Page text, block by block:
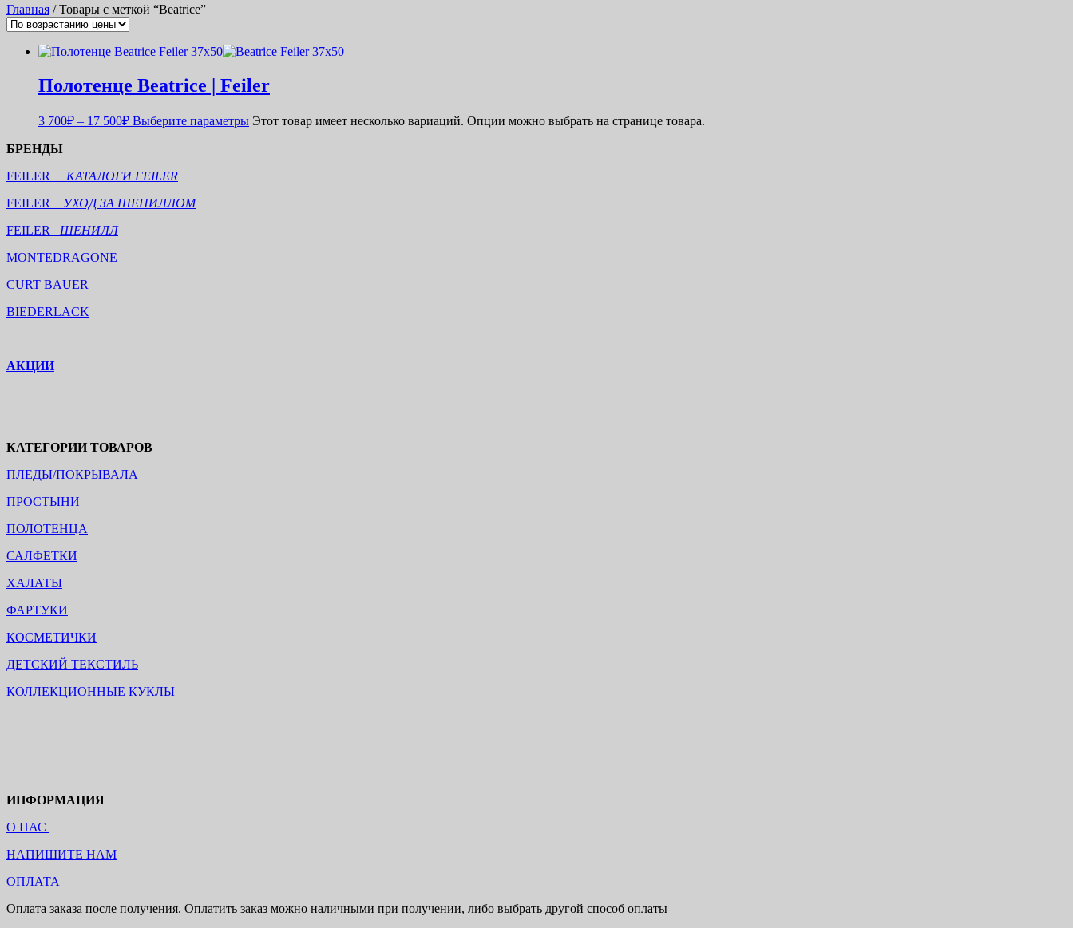
Главная / Товары с меткой “Beatrice”
Полотенце Beatrice | Feiler
3 700₽ – 17 500₽ Выберите параметры Этот товар имеет несколько вариаций. Опции можно выбрать на странице товара.
БРЕНДЫ
FEILER КАТАЛОГИ FEILER
FEILER УХОД ЗА ШЕНИЛЛОМ
FEILER ШЕНИЛЛ
MONTEDRAGONE
CURT BAUER
BIEDERLACK
АКЦИИ
КАТЕГОРИИ ТОВАРОВ
ПЛЕДЫ/ПОКРЫВАЛА
ПРОСТЫНИ
ПОЛОТЕНЦА
САЛФЕТКИ
ХАЛАТЫ
ФАРТУКИ
КОСМЕТИЧКИ
ДЕТСКИЙ ТЕКСТИЛЬ
КОЛЛЕКЦИОННЫЕ КУКЛЫ
ИНФОРМАЦИЯ
О НАС
НАПИШИТЕ НАМ
ОПЛАТА
Оплата заказа после получения. Оплатить заказ можно наличными при получении, либо выбрать другой способ оплаты